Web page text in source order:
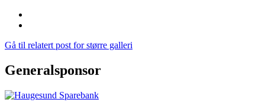
Gå til relatert post for større galleri
Generalsponsor